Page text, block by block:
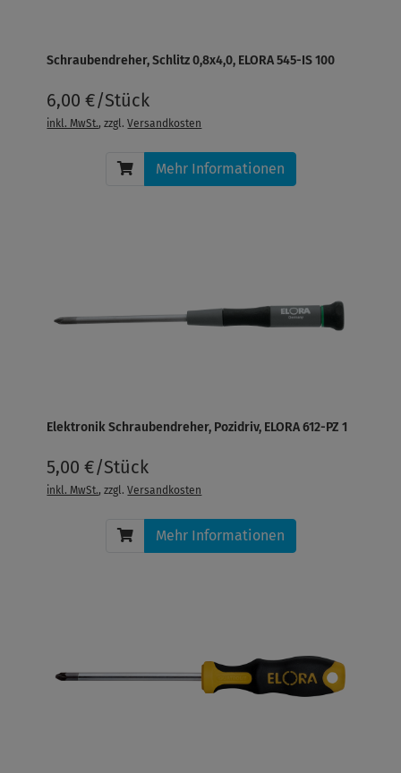
Schraubendreher, Schlitz 0,8x4,0, ELORA 545-IS 100
6,00 €/Stück
inkl. MwSt., zzgl.Versandkosten
Mehr Informationen
Elektronik Schraubendreher, Pozidriv, ELORA 612-PZ 1
5,00 €/Stück
inkl. MwSt., zzgl.Versandkosten
Mehr Informationen